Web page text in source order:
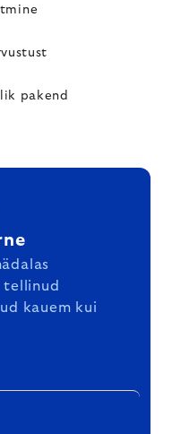
pakend
tellinud
kauem kui